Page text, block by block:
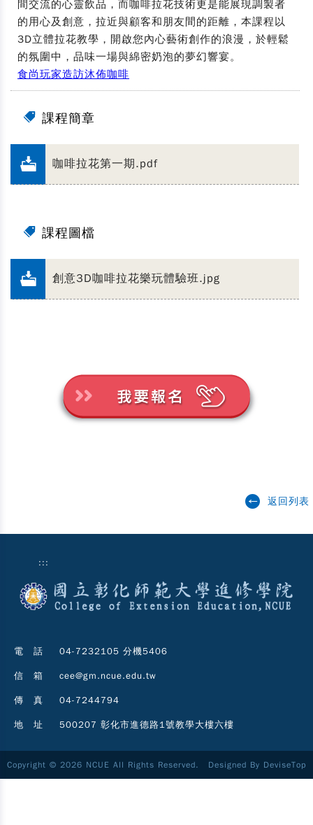
間交流的心靈飲品，而咖啡拉花技術更是能展現調製者
的用心及創意，拉近與顧客和朋友間的距離，本課程以
3D立體拉花教學，開啟您內心藝術創作的浪漫，於輕鬆
的氛圍中，品味一場與綿密奶泡的夢幻響宴。
食尚玩家造訪沐佈咖啡
課程簡章
咖啡拉花第一期.pdf
課程圖檔
創意3D咖啡拉花樂玩體驗班.jpg
返回列表
:::
電 話 04-7232105 分機5406
信 箱 cee@gm.ncue.edu.tw
傳 真 04-7244794
地 址 500207 彰化市進德路1號教學大樓六樓
Copyright © 2026 NCUE All Rights Reserved. Designed By DeviseTop